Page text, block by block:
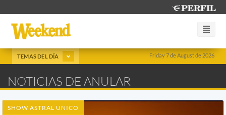
Friday 7 de August de 2026
TEMAS DEL DÍA
NOTICIAS DE ANULAR
SHOW ASTRAL UNICO